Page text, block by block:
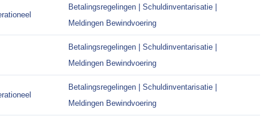
Betalingsregelingen | Schuldinventarisatie |
Meldingen Bewindvoering
Betalingsregelingen | Schuldinventarisatie |
Meldingen Bewindvoering
Betalingsregelingen | Schuldinventarisatie |
Meldingen Bewindvoering